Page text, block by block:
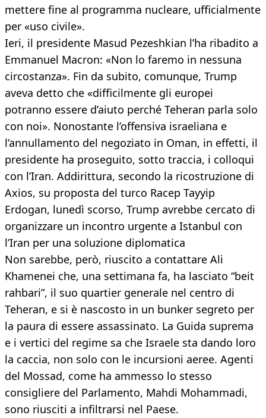
mettere fine al programma nucleare, ufficialmente
per «uso civile».
Ieri, il presidente Masud Pezeshkian l’ha ribadito a
Emmanuel Macron: «Non lo faremo in nessuna
circostanza». Fin da subito, comunque, Trump
aveva detto che «difficilmente gli europei
potranno essere d’aiuto perché Teheran parla solo
con noi». Nonostante l’offensiva israeliana e
l’annullamento del negoziato in Oman, in effetti, il
presidente ha proseguito, sotto traccia, i colloqui
con l’Iran. Addirittura, secondo la ricostruzione di
Axios, su proposta del turco Racep Tayyip
Erdogan, lunedì scorso, Trump avrebbe cercato di
organizzare un incontro urgente a Istanbul con
l’Iran per una soluzione diplomatica
Non sarebbe, però, riuscito a contattare Ali
Khamenei che, una settimana fa, ha lasciato “beit
rahbari”, il suo quartier generale nel centro di
Teheran, e si è nascosto in un bunker segreto per
la paura di essere assassinato. La Guida suprema
e i vertici del regime sa che Israele sta dando loro
la caccia, non solo con le incursioni aeree. Agenti
del Mossad, come ha ammesso lo stesso
consigliere del Parlamento, Mahdi Mohammadi,
sono riusciti a infiltrarsi nel Paese.